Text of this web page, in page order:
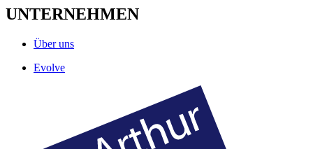
UNTERNEHMEN
Über uns
Evolve